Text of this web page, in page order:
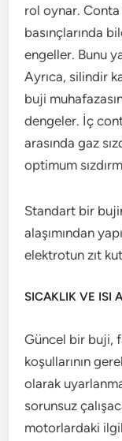
rol oynar. Conta
basınçlarında
engeller. Bunu
Ayrıca, silindir
buji
dengeler. İç
arasında gaz
optimum
Standart bir
alaşımından
elektrotun zıt
SICAKLIK VE ISI
Güncel bir buji,
koşullarının
olarak
sorunsuz
motorlardaki